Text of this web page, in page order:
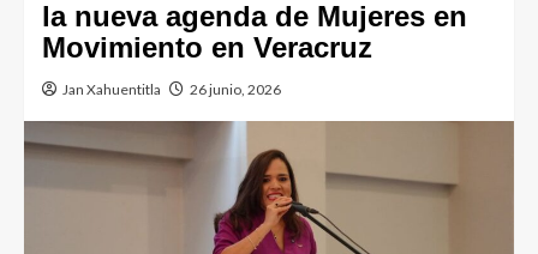
la nueva agenda de Mujeres en
Movimiento en Veracruz
Jan Xahuentitla 26 junio, 2026